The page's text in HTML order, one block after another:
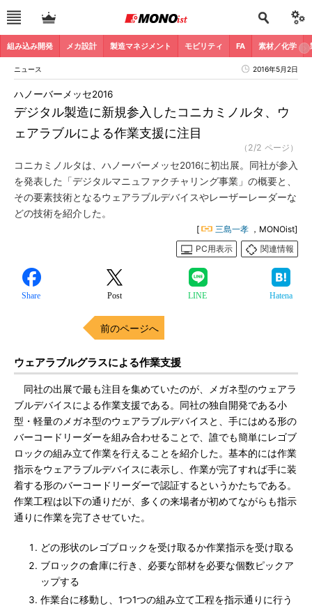
組み込み開発 メカ設計 製造マネジメント モビリティ FA 素材／化学
ニュース 2016年5月2日
デジタル製造に新規参入したコニカミノルタ、ウ
ェアラブルによる作業支援に注目
ハノーバーメッセ2016
（2/2 ページ）
コニカミノルタは、ハノーバーメッセ2016に初出展。同社が参入
を発表した「デジタルマニュファクチャリング事業」の概要と、
その要素技術となるウェアラブルデバイスやレーザーレーダーな
どの技術を紹介した。
[ 三島一孝 ，MONOist]
PC用表示
関連情報
Share Post LINE Hatena
前のページへ
ウェアラブルグラスによる作業支援
同社の出展で最も注目を集めていたのが、メガネ型のウェアラ
ブルデバイスによる作業支援である。同社の独自開発である小
型・軽量のメガネ型のウェアラブルデバイスと、手にはめる形の
バーコードリーダーを組み合わせることで、誰でも簡単にレゴブ
ロックの組み立て作業を行えることを紹介した。基本的には作業
指示をウェアラブルデバイスに表示し、作業が完了すれば手に装
着する形のバーコードリーダーで認証するというかたちである。
作業工程は以下の通りだが、多くの来場者が初めてながらも指示
通りに作業を完了させていた。
どの形状のレゴブロックを受け取るか作業指示を受け取る
ブロックの倉庫に行き、必要な部材を必要な個数ピックア
ップする
作業台に移動し、1つ1つの組み立て工程を指示通りに行う